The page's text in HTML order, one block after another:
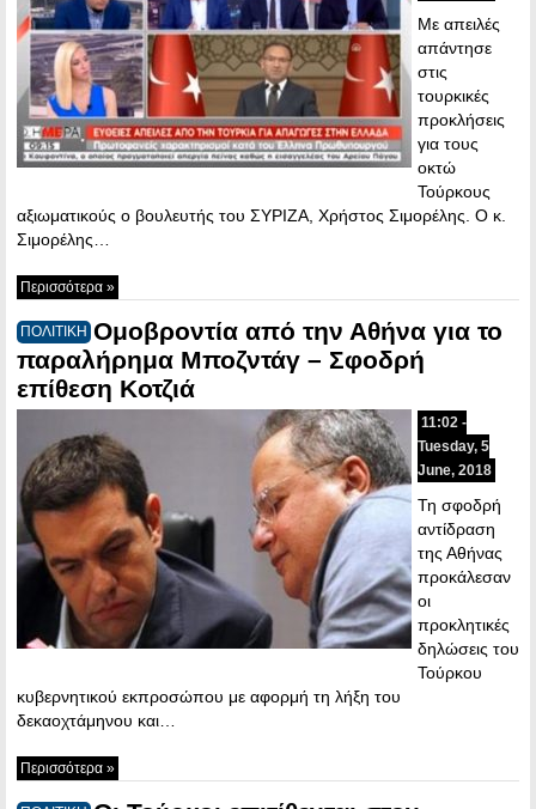
Με απειλές
απάντησε
στις
τουρκικές
προκλήσεις
για τους
οκτώ
Τούρκους
αξιωματικούς ο βουλευτής του ΣΥΡΙΖΑ, Χρήστος Σιμορέλης. Ο κ.
Σιμορέλης…
Περισσότερα »
ΠΟΛΙΤΙΚΗ Ομοβροντία από την Αθήνα για το
παραλήρημα Μποζντάγ – Σφοδρή
επίθεση Κοτζιά
11:02 -
Tuesday, 5
June, 2018
Τη σφοδρή
αντίδραση
της Αθήνας
προκάλεσαν
οι
προκλητικές
δηλώσεις του
Τούρκου
κυβερνητικού εκπροσώπου με αφορμή τη λήξη του
δεκαοχτάμηνου και…
Περισσότερα »